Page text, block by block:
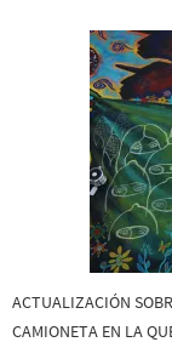
ACTUALIZACIÓN
CAMIONETA EN LA